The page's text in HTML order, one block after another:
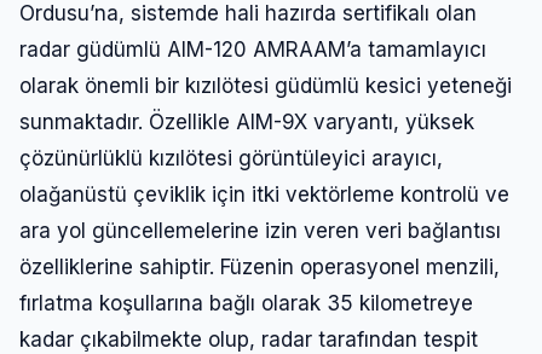
Ordusu’na, sistemde hali hazırda sertifikalı olan
radar güdümlü AIM-120 AMRAAM’a tamamlayıcı
olarak önemli bir kızılötesi güdümlü kesici yeteneği
sunmaktadır. Özellikle AIM-9X varyantı, yüksek
çözünürlüklü kızılötesi görüntüleyici arayıcı,
olağanüstü çeviklik için itki vektörleme kontrolü ve
ara yol güncellemelerine izin veren veri bağlantısı
özelliklerine sahiptir. Füzenin operasyonel menzili,
fırlatma koşullarına bağlı olarak 35 kilometreye
kadar çıkabilmekte olup, radar tarafından tespit